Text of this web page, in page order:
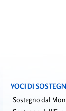
VOCI DI
Sostegno dal